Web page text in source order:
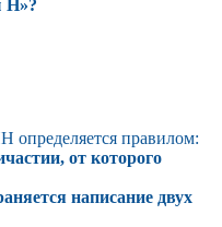
Н»?
определяется правилом:
от которого
написание двух